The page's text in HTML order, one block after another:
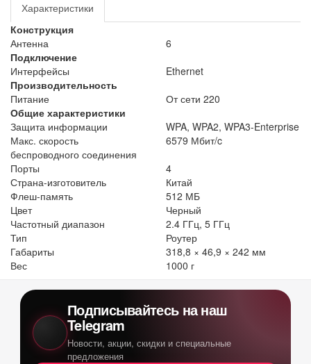
Характеристики
Конструкция
Антенна
6
Подключение
Интерфейсы
Ethernet
Производительность
Питание
От сети 220
Общие характеристики
Защита информации
WPA, WPA2, WPA3-Enterprise
Макс. скорость
беспроводного соединения
6579 Мбит/c
Порты
4
Страна-изготовитель
Китай
Флеш-память
512 МБ
Цвет
Черный
Частотный диапазон
2.4 ГГц, 5 ГГц
Тип
Роутер
Габариты
318,8 × 46,9 × 242 мм
Вес
1000 г
Подписывайтесь на наш
Telegram
Новости, акции, скидки и специальные
предложения